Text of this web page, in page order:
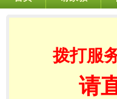
拨打服
请